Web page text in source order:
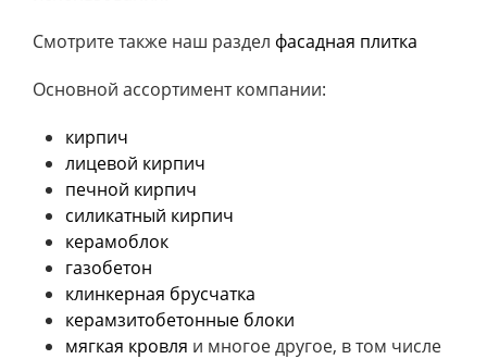
Смотрите также наш раздел фасадная плитка
Основной ассортимент компании:
кирпич
лицевой кирпич
печной кирпич
силикатный кирпич
керамоблок
газобетон
клинкерная брусчатка
керамзитобетонные блоки
мягкая кровля и многое другое, в том числе